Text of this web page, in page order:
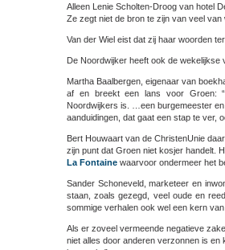
Alleen Lenie Scholten-Droog van hotel
Ze zegt niet de bron te zijn van veel van
Van der Wiel eist dat zij haar woorden
De Noordwijker heeft ook de wekelijkse
Martha Baalbergen, eigenaar van
af en breekt een lans voor Groen:
Noordwijkers is. …een burgemeester
aanduidingen, dat gaat een stap te ver,
Bert Houwaart van de ChristenUnie
zijn punt dat Groen niet kosjer handelt.
La Fontaine waarvoor ondermeer het
Sander Schoneveld, marketeer en
staan, zoals gezegd, veel oude en
sommige verhalen ook wel een kern
Als er zoveel vermeende negatieve
niet alles door anderen verzonnen is